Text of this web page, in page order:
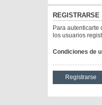
REGISTRARSE
Para autenticarte
los usuarios
Condiciones de
Registrarse